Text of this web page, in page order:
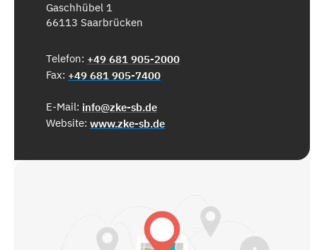
Gaschhübel 1
66113 Saarbrücken
Telefon: +49 681 905-2000
Fax: +49 681 905-7400
E-Mail: info@zke-sb.de
Website: www.zke-sb.de